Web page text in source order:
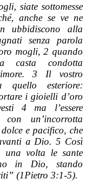
siate sottomesse
anche se ve ne
ubbidiscono alla
senza parola
mogli, 2 quando
casta condotta
3 Il vostro
quello esteriore:
i gioielli d’oro
4 ma l’essere
un’incorrotta
e pacifico, che
a Dio. 5 Così
una volta le sante
in Dio, stando
(1Pietro 3:1-5).